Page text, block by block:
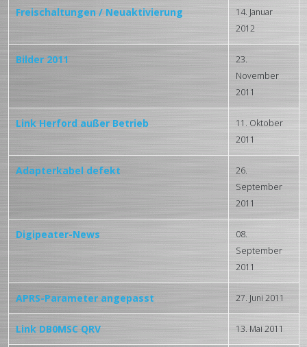
Freischaltungen / Neuaktivierung
14. Januar
2012
Bilder 2011
23.
November
2011
Link Herford außer Betrieb
11. Oktober
2011
Adapterkabel defekt
26.
September
2011
Digipeater-News
08.
September
2011
APRS-Parameter angepasst 27. Juni 2011
Link DB0MSC QRV 13. Mai 2011